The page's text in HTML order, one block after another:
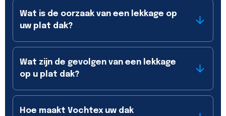
Wat is de oorzaak van een lekkage op
uw plat dak?
Wat zijn de gevolgen van een lekkage
op u plat dak?
Hoe maakt Vochtex uw dak